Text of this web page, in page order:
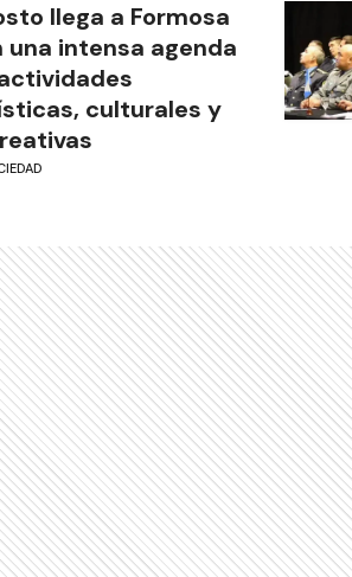
llega a Formosa
una intensa agenda
culturales y